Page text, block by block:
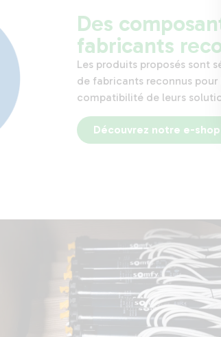
Des
fabricants
Les produits proposés sont
de fabricants reconnus
compatibilité de leurs
Découvrez notre e-shop